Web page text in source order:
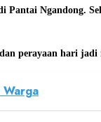
Pantai Ngandong.
perayaan hari